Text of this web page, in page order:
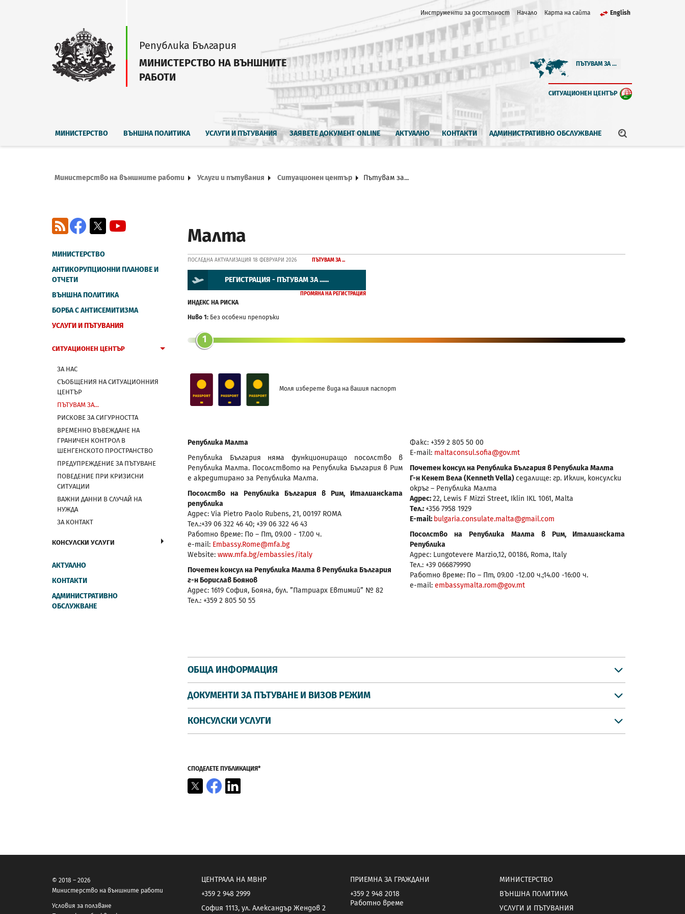
Инструменти за достъпност Начало Карта на сайта English
Република България
МИНИСТЕРСТВО НА ВЪНШНИТЕ
РАБОТИ
ПЪТУВАМ ЗА ...
СИТУАЦИОНЕН ЦЕНТЪР
МИНИСТЕРСТВО ВЪНШНА ПОЛИТИКА УСЛУГИ И ПЪТУВАНИЯ ЗАЯВЕТЕ ДОКУМЕНТ ONLINE АКТУАЛНО КОНТАКТИ АДМИНИСТРАТИВНО ОБСЛУЖВАНЕ
Министерство на външните работи Услуги и пътувания Ситуационен център Пътувам за...
Facebook
X
RSS
МИНИСТЕРСТВО
АНТИКОРУПЦИОННИ ПЛАНОВЕ И
ОТЧЕТИ
ВЪНШНА ПОЛИТИКА
БОРБА С АНТИСЕМИТИЗМА
УСЛУГИ И ПЪТУВАНИЯ
СИТУАЦИОНЕН ЦЕНТЪР
ЗА НАС
СЪОБЩЕНИЯ НА СИТУАЦИОННИЯ
ЦЕНТЪР
ПЪТУВАМ ЗА...
РИСКОВЕ ЗА СИГУРНОСТТА
ВРЕМЕННО ВЪВЕЖДАНЕ НА
ГРАНИЧЕН КОНТРОЛ В
ШЕНГЕНСКОТО ПРОСТРАНСТВО
ПРЕДУПРЕЖДЕНИЕ ЗА ПЪТУВАНЕ
ПОВЕДЕНИЕ ПРИ КРИЗИСНИ
СИТУАЦИИ
ВАЖНИ ДАННИ В СЛУЧАЙ НА
НУЖДА
ЗА КОНТАКТ
КОНСУЛСКИ УСЛУГИ
АКТУАЛНО
КОНТАКТИ
АДМИНИСТРАТИВНО
ОБСЛУЖВАНЕ
Малта
ПОСЛЕДНА АКТУАЛИЗАЦИЯ 18 ФЕВРУАРИ 2026 ПЪТУВАМ ЗА ...
РЕГИСТРАЦИЯ - ПЪТУВАМ ЗА ......
ПРОМЯНА НА РЕГИСТРАЦИЯ
ИНДЕКС НА РИСКА
Ниво 1: Без особени препоръки
1
Моля изберете вида на вашия паспорт
Република Малта
Република България няма функциониращо посолство в
Република Малта. Посолството на Република България в Рим
е акредитирано за Република Малта.
Посолство на Република България в Рим, Италианската
република
Адрес: Via Pietro Paolo Rubens, 21, 00197 ROMA
Тел.:+39 06 322 46 40; +39 06 322 46 43
Работно време: По – Пт, 09.00 - 17.00 ч.
e-mail: Embassy.Rome@mfa.bg
Website: www.mfa.bg/embassies/italy
Почетен консул на Република Малта в Република България
г-н Борислав Боянов
Адрес: 1619 София, Бояна, бул. ”Патриарх Евтимий” № 82
Тел.: +359 2 805 50 55
Факс: +359 2 805 50 00
E-mail: maltaconsul.sofia@gov.mt
Почетен консул на Република България в Република Малта
Г-н Кенет Вела (Kenneth Vella)седалище: гр. Иклин, консулски
окръг – Република Малта
Адрес:22, Lewis F Mizzi Street, Iklin IKL 1061, Malta
Тел.:+356 7958 1929
E-mail: bulgaria.consulate.malta@gmail.com
Посолство на Република Малта в Рим, Италианската
Република
Адрес: Lungotevere Marzio,12, 00186, Roma, Italy
Тел.: +39 066879990
Работно време: По – Пт, 09.00 -12.00 ч.;14.00 -16:00 ч.
e-mail:embassymalta.rom@gov.mt
ОБЩА ИНФОРМАЦИЯ
ДОКУМЕНТИ ЗА ПЪТУВАНЕ И ВИЗОВ РЕЖИМ
КОНСУЛСКИ УСЛУГИ
СПОДЕЛЕТЕ ПУБЛИКАЦИЯ*
X Facebook
© 2018 – 2026
Министерство на външните работи
Условия за ползване
ЦЕНТРАЛА НА МВНР
+359 2 948 2999
София 1113, ул. Александър Жендов 2
ПРИЕМНА ЗА ГРАЖДАНИ
+359 2 948 2018
Работно време
МИНИСТЕРСТВО
ВЪНШНА ПОЛИТИКА
УСЛУГИ И ПЪТУВАНИЯ